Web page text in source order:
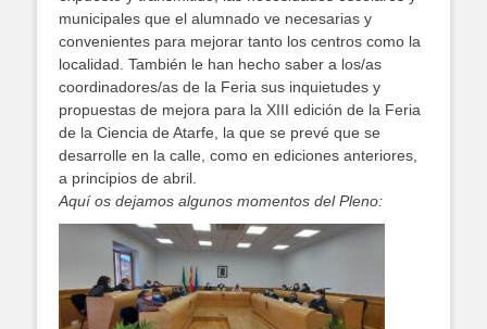
municipales que el alumnado ve necesarias y
convenientes para mejorar tanto los centros como la
localidad. También le han hecho saber a los/as
coordinadores/as de la Feria sus inquietudes y
propuestas de mejora para la XIII edición de la Feria
de la Ciencia de Atarfe, la que se prevé que se
desarrolle en la calle, como en ediciones anteriores,
a principios de abril.
Aquí os dejamos algunos momentos del Pleno: